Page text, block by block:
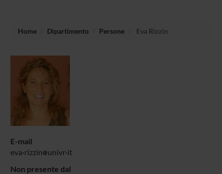
Home Dipartimento Persone Eva Rizzin
E-mail
eva rizzin univr it
Non presente dal